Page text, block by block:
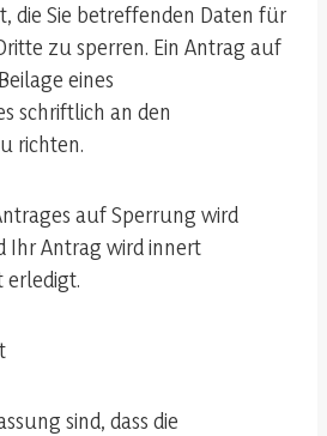
die Sie betreffenden Daten für
zu sperren. Ein Antrag auf
eines
schriftlich an den
richten.
auf Sperrung wird
Ihr Antrag wird innert
erledigt.
sind, dass die